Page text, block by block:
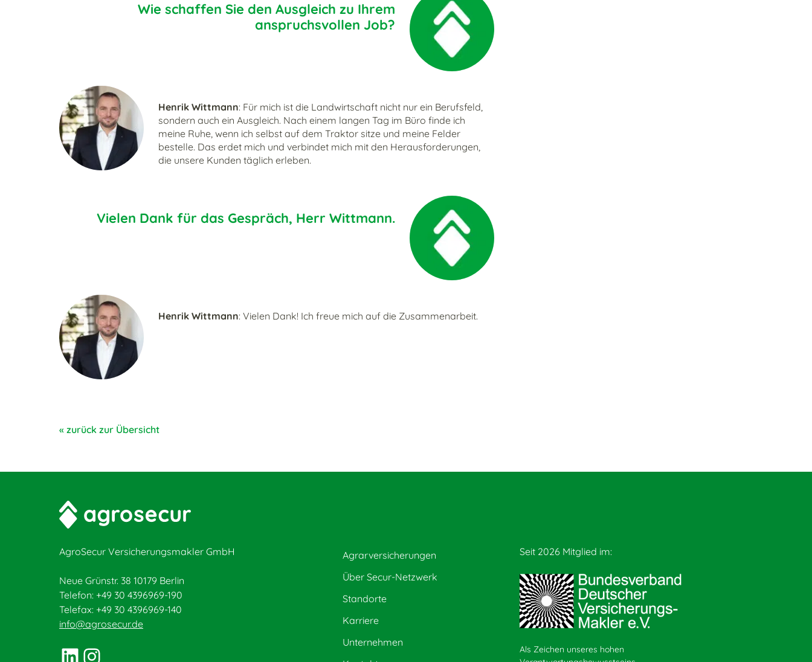
Wie schaffen Sie den Ausgleich zu Ihrem
anspruchsvollen Job?
Henrik Wittmann: Für mich ist die Landwirtschaft nicht nur ein Berufsfeld,
sondern auch ein Ausgleich. Nach einem langen Tag im Büro finde ich
meine Ruhe, wenn ich selbst auf dem Traktor sitze und meine Felder
bestelle. Das erdet mich und verbindet mich mit den Herausforderungen,
die unsere Kunden täglich erleben.
Vielen Dank für das Gespräch, Herr Wittmann.
Henrik Wittmann: Vielen Dank! Ich freue mich auf die Zusammenarbeit.
« zurück zur Übersicht
AgroSecur Versicherungsmakler GmbH
Neue Grünstr. 38 10179 Berlin
Telefon: +49 30 4396969-190
Telefax: +49 30 4396969-140
info@agrosecur.de
LinkedIn
Instagram
Agrarversicherungen
Über Secur-Netzwerk
Standorte
Karriere
Unternehmen
Seit 2026 Mitglied im:
Als Zeichen unseres hohen